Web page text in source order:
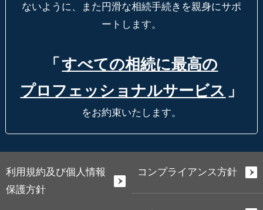
ないように、
また円滑な相続手続きを親身にサポ
ートします。
「 すべての相続に最高の
プロフェッショナルサービス 」
をお約束いたします。
利用規約及び個人情報
保護方針
コンプライアンス方針